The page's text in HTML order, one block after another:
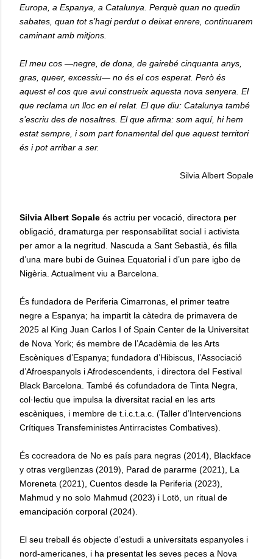
Europa, a Espanya, a Catalunya. Perquè quan no quedin
sabates, quan tot s’hagi perdut o deixat enrere, continuarem
caminant amb mitjons.
El meu cos —negre, de dona, de gairebé cinquanta anys,
gras, queer, excessiu— no és el cos esperat. Però és
aquest el cos que avui construeix aquesta nova senyera. El
que reclama un lloc en el relat. El que diu: Catalunya també
s’escriu des de nosaltres. El que afirma: som aquí, hi hem
estat sempre, i som part fonamental del que aquest territori
és i pot arribar a ser.
Silvia Albert Sopale
Silvia Albert Sopale és actriu per vocació, directora per
obligació, dramaturga per responsabilitat social i activista
per amor a la negritud. Nascuda a Sant Sebastià, és filla
d’una mare bubi de Guinea Equatorial i d’un pare igbo de
Nigèria. Actualment viu a Barcelona.
És fundadora de Periferia Cimarronas, el primer teatre
negre a Espanya; ha impartit la càtedra de primavera de
2025 al King Juan Carlos I of Spain Center de la Universitat
de Nova York; és membre de l’Acadèmia de les Arts
Escèniques d’Espanya; fundadora d’Hibiscus, l’Associació
d’Afroespanyols i Afrodescendents, i directora del Festival
Black Barcelona. També és cofundadora de Tinta Negra,
col·lectiu que impulsa la diversitat racial en les arts
escèniques, i membre de t.i.c.t.a.c. (Taller d’Intervencions
Crítiques Transfeministes Antirracistes Combatives).
És cocreadora de No es país para negras (2014), Blackface
y otras vergüenzas (2019), Parad de pararme (2021), La
Moreneta (2021), Cuentos desde la Periferia (2023),
Mahmud y no solo Mahmud (2023) i Lotö, un ritual de
emancipación corporal (2024).
El seu treball és objecte d’estudi a universitats espanyoles i
nord-americanes, i ha presentat les seves peces a Nova